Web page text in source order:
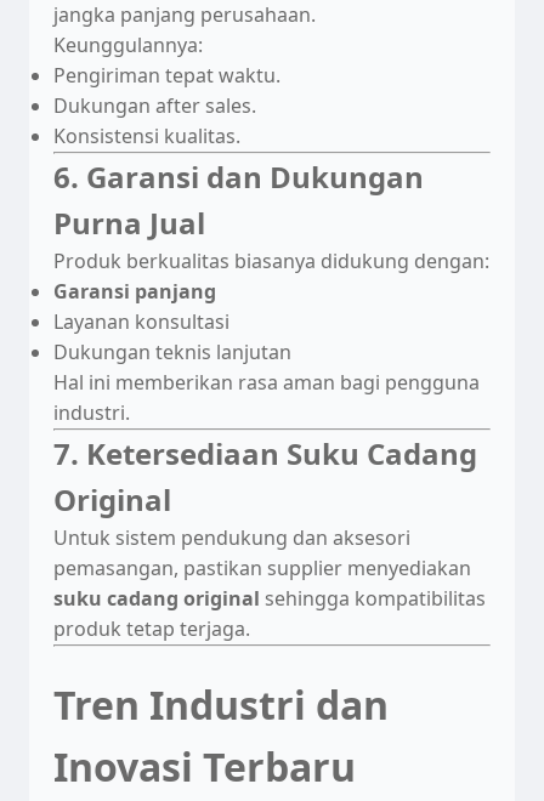
jangka panjang perusahaan.
Keunggulannya:
Pengiriman tepat waktu.
Dukungan after sales.
Konsistensi kualitas.
6. Garansi dan Dukungan
Purna Jual
Produk berkualitas biasanya didukung dengan:
Garansi panjang
Layanan konsultasi
Dukungan teknis lanjutan
Hal ini memberikan rasa aman bagi pengguna
industri.
7. Ketersediaan Suku Cadang
Original
Untuk sistem pendukung dan aksesori
pemasangan, pastikan supplier menyediakan
suku cadang original sehingga kompatibilitas
produk tetap terjaga.
Tren Industri dan
Inovasi Terbaru